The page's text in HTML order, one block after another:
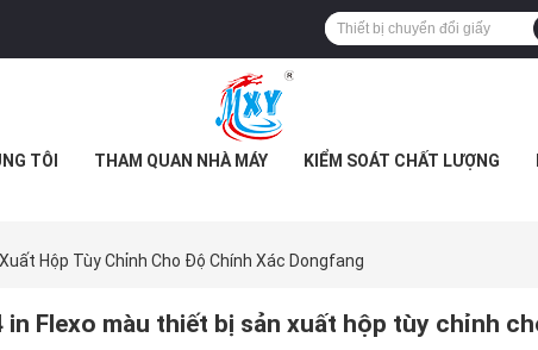
TÔI THAM QUAN NHÀ MÁY KIỂM SOÁT CHẤT LƯỢNG
Hộp Tùy Chỉnh Cho Độ Chính Xác Dongfang
in Flexo màu thiết bị sản xuất hộp tùy chỉnh